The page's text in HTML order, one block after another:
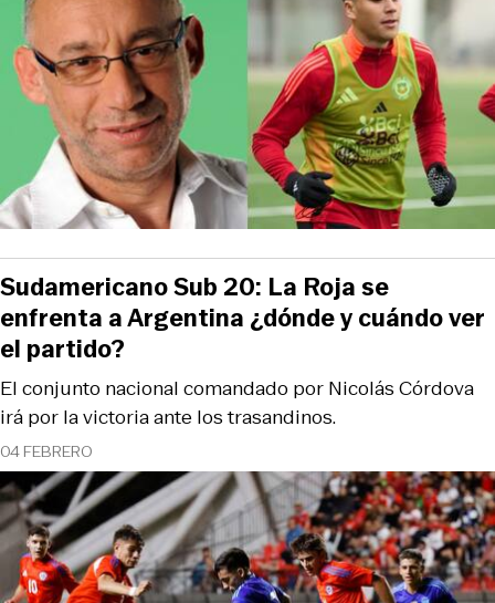
04 FEBRERO
El conjunto nacional comandado por Nicolás Córdova
irá por la victoria ante los trasandinos.
Sudamericano Sub 20: La Roja se
enfrenta a Argentina ¿dónde y cuándo ver
el partido?